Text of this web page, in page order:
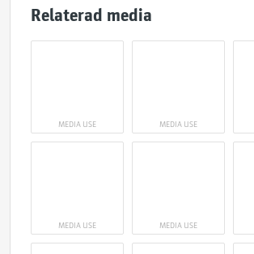
Relaterad media
MEDIA USE MEDIA USE
MEDIA USE MEDIA USE